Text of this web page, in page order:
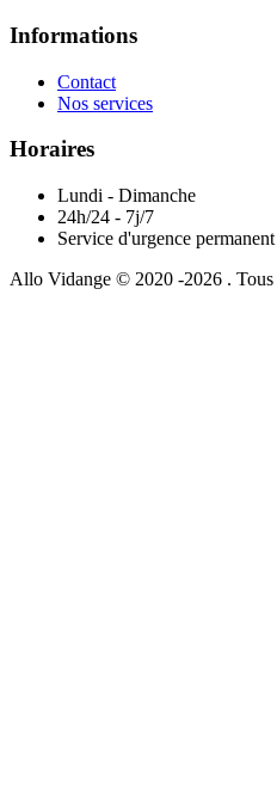
Informations
Contact
Nos services
Horaires
Lundi - Dimanche
24h/24 - 7j/7
Service d'urgence permanent
Allo Vidange © 2020 -2026 . Tous